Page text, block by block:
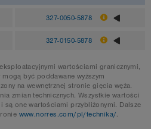
327-0050-5878
327-0150-5878
wartościami granicznymi,
być poddawane wyższym
na wewnętrznej stronie gięcia węża.
zmian technicznych. Wszystkie wartości
są one wartościami przybliżonymi. Dalsze
www.norres.com/pl/technika/.